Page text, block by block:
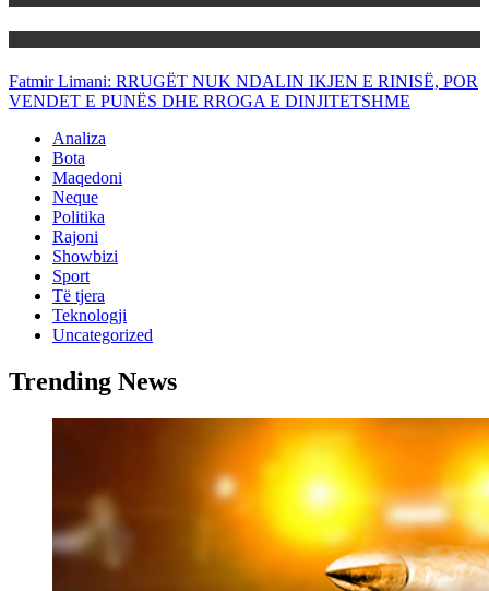
Fatmir Limani: RRUGËT NUK NDALIN IKJEN E RINISË, POR
VENDET E PUNËS DHE RROGA E DINJITETSHME
Analiza
Bota
Maqedoni
Neque
Politika
Rajoni
Showbizi
Sport
Të tjera
Teknologji
Uncategorized
Trending News